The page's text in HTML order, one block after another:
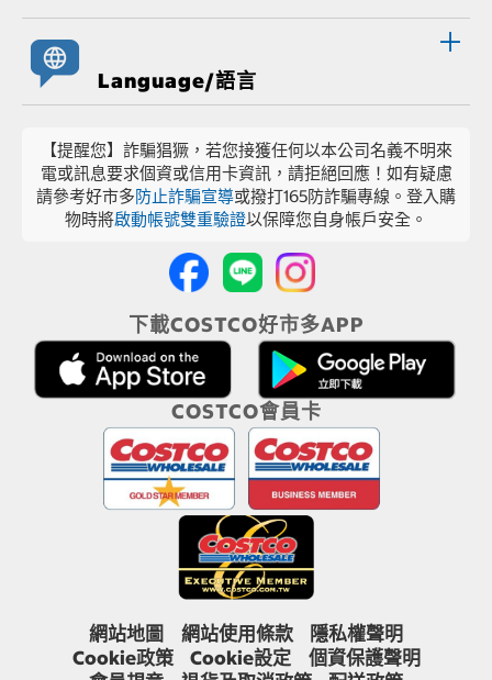
Language/語言
【提醒您】詐騙猖獗，若您接獲任何以本公司名義不明來
電或訊息要求個資或信用卡資訊，請拒絕回應！如有疑慮
請參考好市多防止詐騙宣導或撥打165防詐騙專線。登入購
物時將啟動帳號雙重驗證以保障您自身帳戶安全。
下載COSTCO好市多APP
COSTCO會員卡
網站地圖 網站使用條款
隱私權聲明
Cookie政策
Cookie設定
個資保護聲明